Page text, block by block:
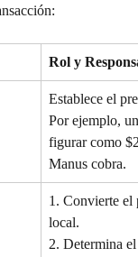
Rol y
Establece el
Por ejemplo,
figurar como
Manus cobra.
1. Convierte
local.
2. Determina